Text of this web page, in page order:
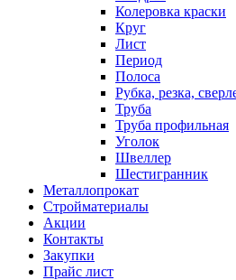
Колеровка краски
Круг
Лист
Период
Полоса
Рубка, резка,
Труба
Труба профильная
Уголок
Швеллер
Шестигранник
Металлопрокат
Стройматериалы
Акции
Контакты
Закупки
Прайс лист